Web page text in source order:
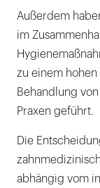
Außerdem
im
zu einem
Behandlung
Praxen geführt.
Die
abhängig vom